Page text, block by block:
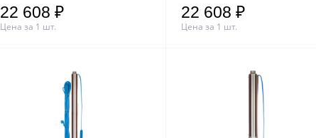
22 608 ₽
Цена за 1 шт.
22 608 ₽
Цена за 1 шт.